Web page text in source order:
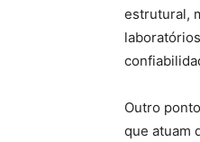
estrutural,
Outro
que atuam